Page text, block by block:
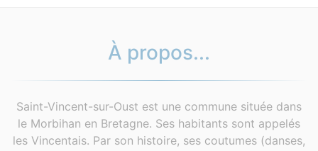
À propos...
Saint-Vincent-sur-Oust est une commune située dans
le Morbihan en Bretagne. Ses habitants sont appelés
les Vincentais. Par son histoire, ses coutumes (danses,